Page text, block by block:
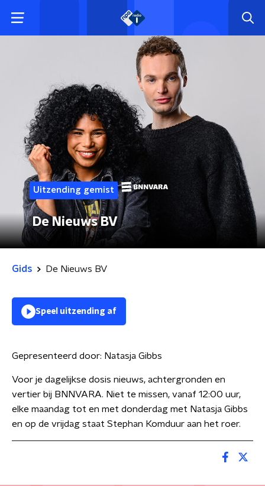
Uitzending gemist
De Nieuws BV
Gids De Nieuws BV
Speel uitzending af
Gepresenteerd door: Natasja Gibbs
Voor je dagelijkse dosis nieuws, achtergronden en
vertier bij BNNVARA. Niet te missen, vanaf 12:00 uur,
elke maandag tot en met donderdag met Natasja Gibbs
en op de vrijdag staat Stephan Komduur aan het roer.